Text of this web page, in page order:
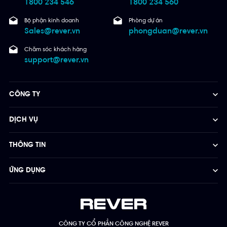
1800 234 546 1800 234 560
Bộ phận kinh doanh
Sales@rever.vn
Phòng dự án
phongduan@rever.vn
Chăm sóc khách hàng
support@rever.vn
CÔNG TY CỔ PHẦN CÔNG NGHỆ REVER
CÔNG TY
DỊCH VỤ
THÔNG TIN
ỨNG DỤNG